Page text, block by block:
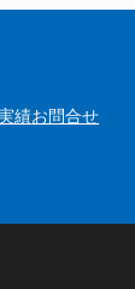
績お問合せ